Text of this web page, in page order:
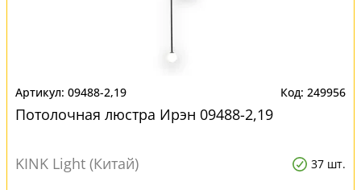
09488-2,19 249956
Потолочная люстра Ирэн 09488-2,19
KINK Light (Китай) 37 шт.